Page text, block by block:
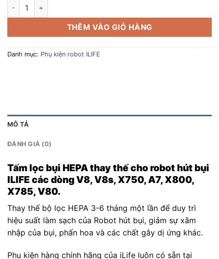
Lọc bụi HEPA thay thế cho các dòng ILIFE V8, V8s, X750,
THÊM VÀO GIỎ HÀNG
Danh mục: Phụ kiện robot ILIFE
MÔ TẢ
ĐÁNH GIÁ (0)
Tấm lọc bụi HEPA thay thế cho robot hút bụi
ILIFE các dòng V8, V8s, X750, A7, X800,
X785, V80.
Thay thế bộ lọc HEPA 3-6 tháng một lần để duy trì
hiệu suất làm sạch của Robot hút bụi, giảm sự xâm
nhập của bụi, phấn hoa và các chất gây dị ứng khác.
Phụ kiện hàng chính hãng của iLife luôn có sẵn tại